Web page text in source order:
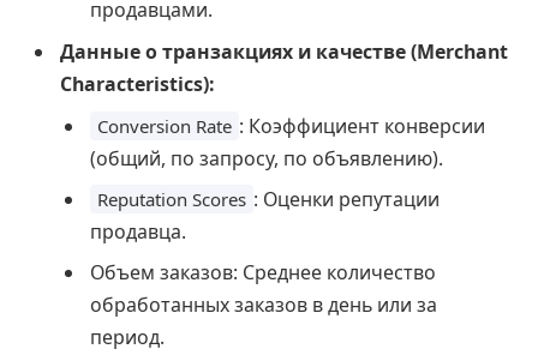
продавцами.
Данные о транзакциях и качестве (Merchant
Characteristics):
Conversion Rate : Коэффициент конверсии
(общий, по запросу, по объявлению).
Reputation Scores : Оценки репутации
продавца.
Объем заказов: Среднее количество
обработанных заказов в день или за
период.